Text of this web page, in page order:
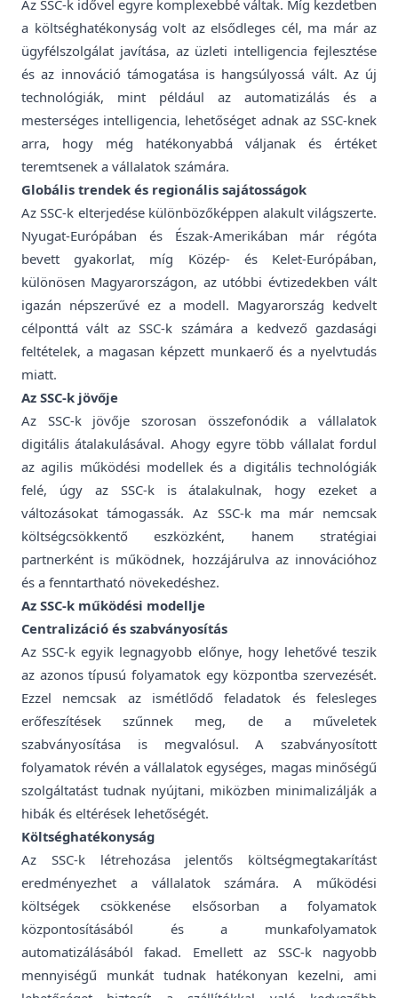
Az SSC-k idővel egyre komplexebbé váltak. Míg kezdetben
a költséghatékonyság volt az elsődleges cél, ma már az
ügyfélszolgálat javítása, az üzleti intelligencia fejlesztése
és az innováció támogatása is hangsúlyossá vált. Az új
technológiák, mint például az automatizálás és a
mesterséges intelligencia, lehetőséget adnak az SSC-knek
arra, hogy még hatékonyabbá váljanak és értéket
teremtsenek a vállalatok számára.
Globális trendek és regionális sajátosságok
Az SSC-k elterjedése különbözőképpen alakult világszerte.
Nyugat-Európában és Észak-Amerikában már régóta
bevett gyakorlat, míg Közép- és Kelet-Európában,
különösen Magyarországon, az utóbbi évtizedekben vált
igazán népszerűvé ez a modell. Magyarország kedvelt
célponttá vált az SSC-k számára a kedvező gazdasági
feltételek, a magasan képzett munkaerő és a nyelvtudás
miatt.
Az SSC-k jövője
Az SSC-k jövője szorosan összefonódik a vállalatok
digitális átalakulásával. Ahogy egyre több vállalat fordul
az agilis működési modellek és a digitális technológiák
felé, úgy az SSC-k is átalakulnak, hogy ezeket a
változásokat támogassák. Az SSC-k ma már nemcsak
költségcsökkentő eszközként, hanem stratégiai
partnerként is működnek, hozzájárulva az innovációhoz
és a fenntartható növekedéshez.
Az SSC-k működési modellje
Centralizáció és szabványosítás
Az SSC-k egyik legnagyobb előnye, hogy lehetővé teszik
az azonos típusú folyamatok egy központba szervezését.
Ezzel nemcsak az ismétlődő feladatok és felesleges
erőfeszítések szűnnek meg, de a műveletek
szabványosítása is megvalósul. A szabványosított
folyamatok révén a vállalatok egységes, magas minőségű
szolgáltatást tudnak nyújtani, miközben minimalizálják a
hibák és eltérések lehetőségét.
Költséghatékonyság
Az SSC-k létrehozása jelentős költségmegtakarítást
eredményezhet a vállalatok számára. A működési
költségek csökkenése elsősorban a folyamatok
központosításából és a munkafolyamatok
automatizálásából fakad. Emellett az SSC-k nagyobb
mennyiségű munkát tudnak hatékonyan kezelni, ami